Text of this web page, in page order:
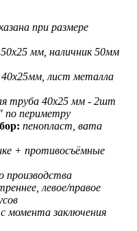
при размере
мм, наличник 50мм
лист металла
труба 40х25 мм - 2шт
по периметру
пенопласт, вата
+ противосъёмные
производства
левое/правое
момента заключения